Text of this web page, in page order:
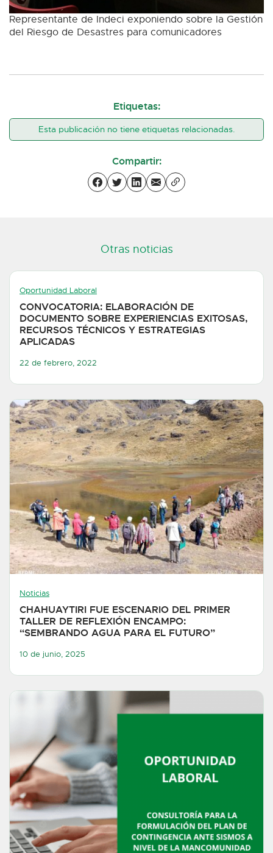
Representante de Indeci exponiendo sobre la Gestión
del Riesgo de Desastres para comunicadores
Etiquetas:
Esta publicación no tiene etiquetas relacionadas.
Compartir:
Otras noticias
Oportunidad Laboral
CONVOCATORIA: ELABORACIÓN DE
DOCUMENTO SOBRE EXPERIENCIAS EXITOSAS,
RECURSOS TÉCNICOS Y ESTRATEGIAS
APLICADAS
22 de febrero, 2022
Noticias
CHAHUAYTIRI FUE ESCENARIO DEL PRIMER
TALLER DE REFLEXIÓN ENCAMPO:
“SEMBRANDO AGUA PARA EL FUTURO”
10 de junio, 2025